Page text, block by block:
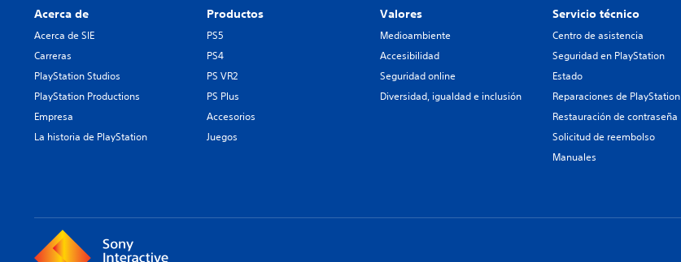
Acerca de
Acerca de SIE
Carreras
PlayStation Studios
PlayStation Productions
Empresa
La historia de PlayStation
Productos
PS5
PS4
PS VR2
PS Plus
Accesorios
Juegos
Valores
Medioambiente
Accesibilidad
Seguridad online
Diversidad, igualdad e inclusión
Servicio técnico
Centro de asistencia
Seguridad en PlayStation
Estado
Reparaciones de PlayStation
Restauración de contraseña
Solicitud de reembolso
Manuales